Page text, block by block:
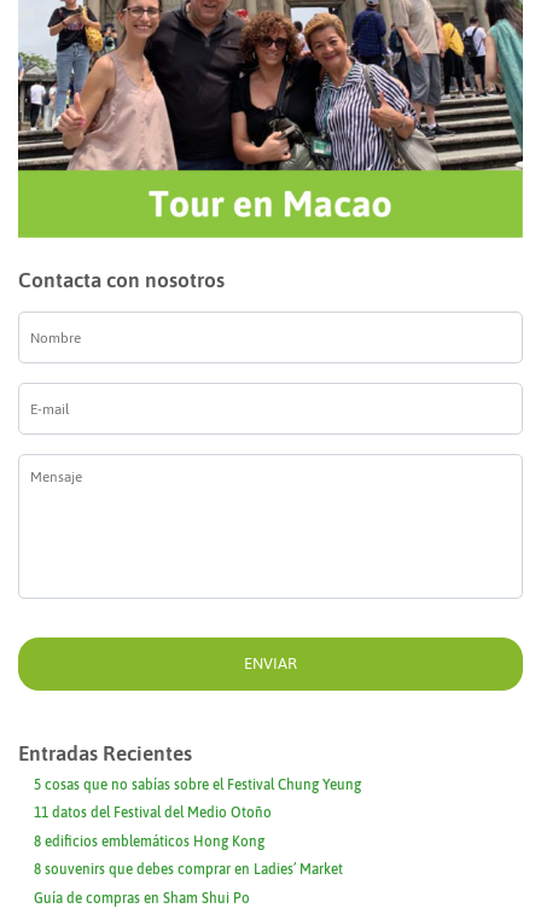
Contacta con nosotros
Nombre
mail
*
Entradas Recientes
5 cosas que no sabías sobre el Festival Chung Yeung
11 datos del Festival del Medio Otoño
8 edificios emblemáticos Hong Kong
8 souvenirs que debes comprar en Ladies’ Market
Guía de compras en Sham Shui Po